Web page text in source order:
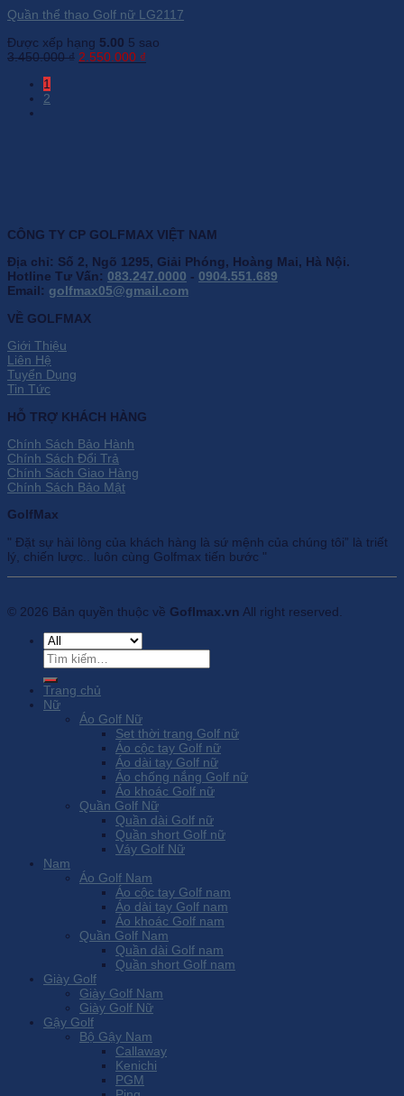
Quần thể thao Golf nữ LG2117
Được xếp hạng 5.00 5 sao
3.450.000₫ Giá
2.550.000 ₫
1
2
CÔNG TY CP GOLFMAX VIỆT NAM
Địa chỉ: Số 2, Ngõ 1295, Giải Phóng, Hoàng Mai, Hà Nội.
Hotline Tư Vấn: 083.247.0000 - 0904.551.689
Email: golfmax05@gmail.com
VỀ GOLFMAX
Giới Thiệu
Liên Hệ
Tuyển Dụng
Tin Tức
HỖ TRỢ KHÁCH HÀNG
Chính Sách Bảo Hành
Chính Sách Đổi Trả
Chính Sách Giao Hàng
Chính Sách Bảo Mật
GolfMax
" Đặt sự hài lòng của khách hàng là sứ mệnh của chúng tôi” là triết
lý, chiến lược.. luôn cùng Golfmax tiến bước "
© 2026 Bản quyền thuộc về Goflmax.vn All right reserved.
Tìm
kiếm:
Trang chủ
Nữ
Áo Golf Nữ
Set thời trang Golf nữ
Áo cộc tay Golf nữ
Áo dài tay Golf nữ
Áo chống nắng Golf nữ
Áo khoác Golf nữ
Quần Golf Nữ
Quần dài Golf nữ
Quần short Golf nữ
Váy Golf Nữ
Nam
Áo Golf Nam
Áo cộc tay Golf nam
Áo dài tay Golf nam
Áo khoác Golf nam
Quần Golf Nam
Quần dài Golf nam
Quần short Golf nam
Giày Golf
Giày Golf Nam
Giày Golf Nữ
Gậy Golf
Bộ Gậy Nam
Callaway
Kenichi
PGM